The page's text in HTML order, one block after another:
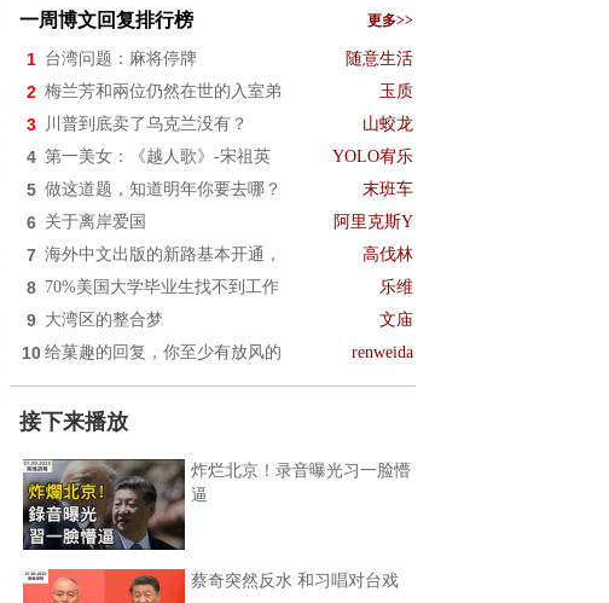
一周博文回复排行榜 更多>>
1 台湾问题：麻将停牌 随意生活
2 梅兰芳和兩位仍然在世的入室弟 玉质
3 川普到底卖了乌克兰没有？ 山蛟龙
4 第一美女：《越人歌》-宋祖英 YOLO宥乐
5 做这道题，知道明年你要去哪？ 末班车
6 关于离岸爱国 阿里克斯Y
7 海外中文出版的新路基本开通， 高伐林
8 70%美国大学毕业生找不到工作 乐维
9 大湾区的整合梦 文庙
10 给菓趣的回复，你至少有放风的 renweida
接下来播放
炸烂北京！录音曝光习一脸懵
逼
蔡奇突然反水 和习唱对台戏